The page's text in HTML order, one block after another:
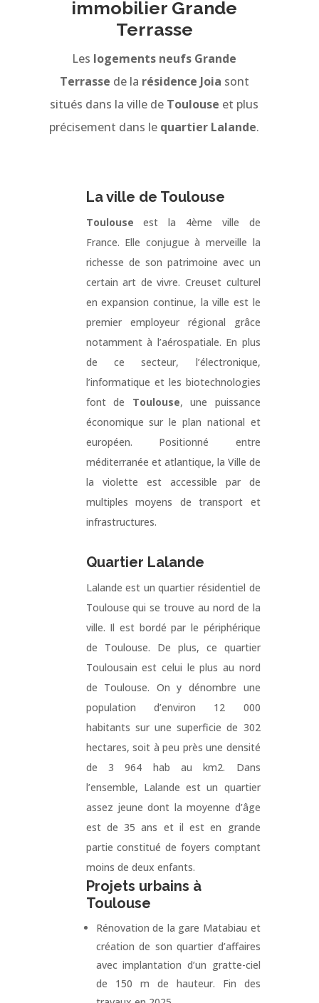
immobilier Grande
Terrasse
Les logements neufs Grande
Terrasse de la résidence Joia sont
situés dans la ville de Toulouse et plus
précisement dans le quartier Lalande.
La ville de Toulouse
Toulouse est la 4ème ville de
France. Elle conjugue à merveille la
richesse de son patrimoine avec un
certain art de vivre. Creuset culturel
en expansion continue, la ville est le
premier employeur régional grâce
notamment à l’aérospatiale. En plus
de ce secteur, l’électronique,
l’informatique et les biotechnologies
font de Toulouse, une puissance
économique sur le plan national et
européen. Positionné entre
méditerranée et atlantique, la Ville de
la violette est accessible par de
multiples moyens de transport et
infrastructures.
Quartier Lalande
Lalande est un quartier résidentiel de
Toulouse qui se trouve au nord de la
ville. Il est bordé par le périphérique
de Toulouse. De plus, ce quartier
Toulousain est celui le plus au nord
de Toulouse. On y dénombre une
population d’environ 12 000
habitants sur une superficie de 302
hectares, soit à peu près une densité
de 3 964 hab au km2. Dans
l’ensemble, Lalande est un quartier
assez jeune dont la moyenne d’âge
est de 35 ans et il est en grande
partie constitué de foyers comptant
moins de deux enfants.
Projets urbains à
Toulouse
Rénovation de la gare Matabiau et
création de son quartier d’affaires
avec implantation d’un gratte-ciel
de 150 m de hauteur. Fin des